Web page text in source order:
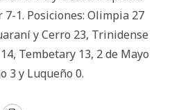
1. Posiciones: Olimpia 27
y Cerro 23, Trinidense
Tembetary 13, 2 de Mayo
3 y Luqueño 0.